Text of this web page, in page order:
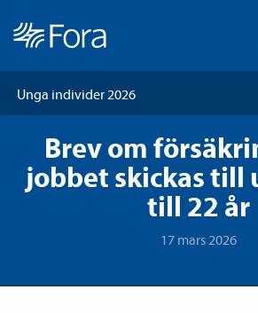
Brev om
jobbet skickas till
till 22 år
17 mars 2026